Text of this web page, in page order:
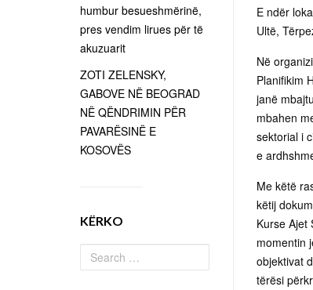
E ndër
Ultë,
Në
Planifikim
janë
mbahen
sektorial i
e
Me këtë
këtij
Kurse Ajet
momentin
objektivat
tërësi
humbur besueshmërinë,
pres vendim lirues për të
akuzuarit
ZOTI ZELENSKY,
GABOVE NË BEOGRAD
NË QËNDRIMIN PËR
PAVARËSINË E
KOSOVËS
KËRKO